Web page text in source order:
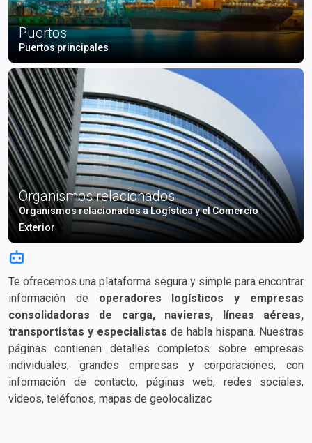
Puertos
Puertos principales
Organismos relacionados
Organismos relacionados a Logística y el Comercio
Exterior
Te ofrecemos una plataforma segura y simple para encontrar
información de operadores logísticos y empresas
consolidadoras de carga, navieras, líneas aéreas,
transportistas y especialistas de habla hispana. Nuestras
páginas contienen detalles completos sobre empresas
individuales, grandes empresas y corporaciones, con
información de contacto, páginas web, redes sociales,
videos, teléfonos, mapas de geolocalización, correos